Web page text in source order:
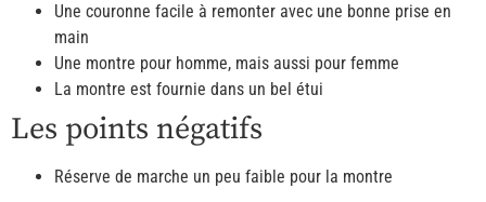
Une couronne facile à remonter avec une bonne prise en
main
Une montre pour homme, mais aussi pour femme
La montre est fournie dans un bel étui
Les points négatifs
Réserve de marche un peu faible pour la montre